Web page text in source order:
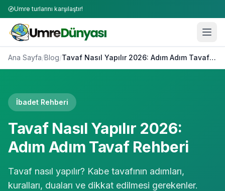
Umre turlarını karşılaştır!
Ana Sayfa/Blog/ Tavaf Nasıl Yapılır 2026: Adım Adım Tavaf Rehberi
İbadet Rehberi
Tavaf Nasıl Yapılır 2026:
Adım Adım Tavaf Rehberi
Tavaf nasıl yapılır? Kabe tavafının adımları,
kuralları, duaları ve dikkat edilmesi gerekenler.